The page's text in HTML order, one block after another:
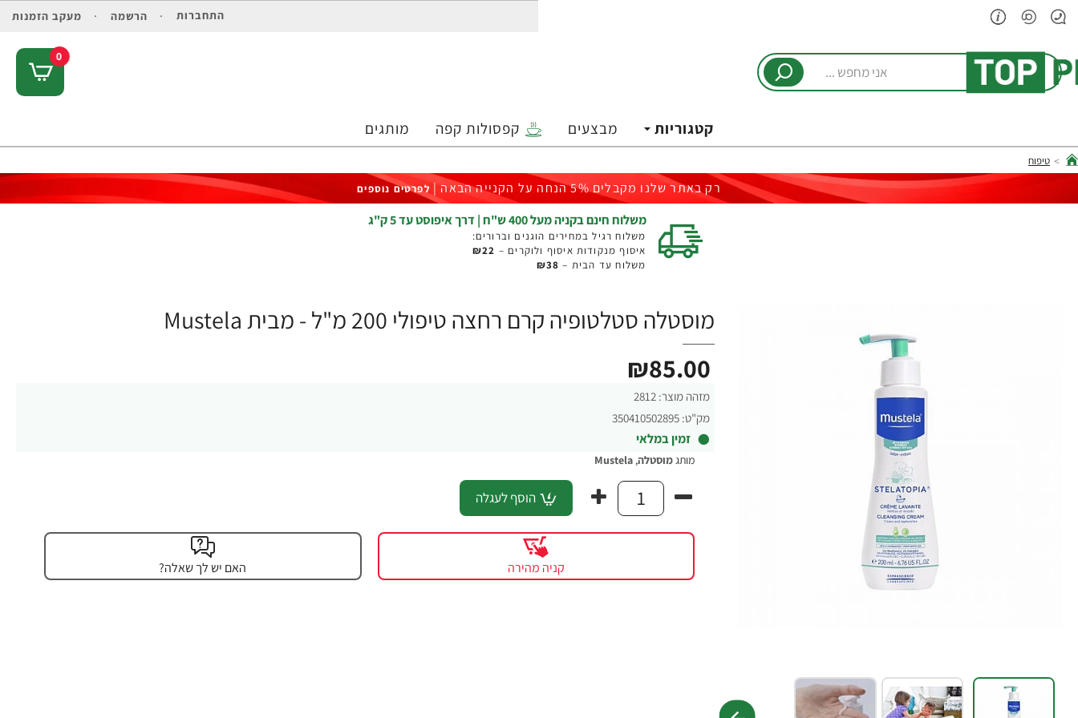
התחברות הרשמה מעקב הזמנות
מחפש
0
קטגוריות מבצעים קפסולות קפה מותגים
home
טיפוח
רק באתר שלנו מקבלים 5% הנחה על הקנייה הבאה | לפרטים נוספים
משלוח חינם בקניה מעל 400 ש"ח | דרך איפוסט עד 5 ק"ג
משלוח רגיל במחירים הוגנים וברורים:
איסוף מנקודות איסוף ולוקרים – ₪22
משלוח עד הבית – ₪38
מוסטלה סטלטופיה קרם רחצה טיפולי 200 מ"ל - מבית Mustela
מזהה מוצר: 2812
מק"ט: 350410502895
זמין במלאי
₪85.00
מותגמוסטלה,
Mustela
הוסף לעגלה
קניה מהירה האם יש לך שאלה?